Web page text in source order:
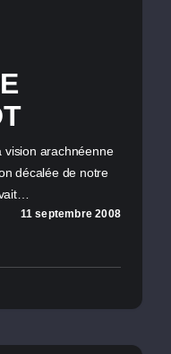
vision arachnéenne
décalée de notre
11 septembre 2008